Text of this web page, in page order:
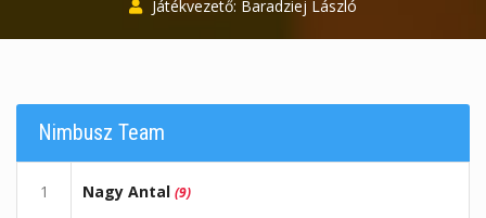
Játékvezető: Baradziej László
Nimbusz Team
1 Nagy Antal (9)